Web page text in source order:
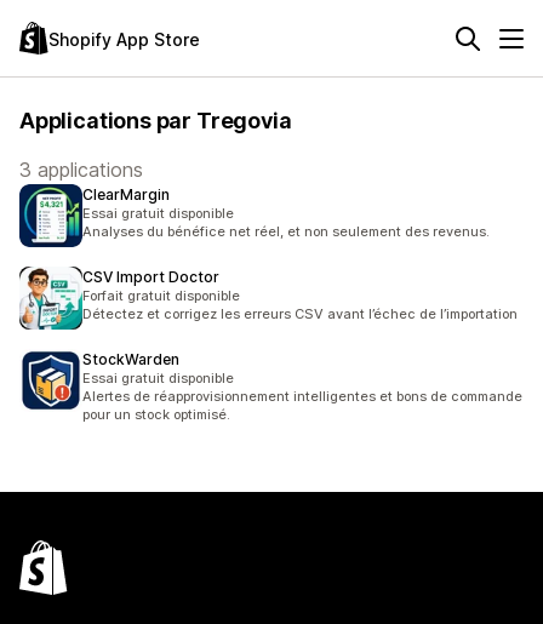
Shopify App Store
Applications par Tregovia
3 applications
ClearMargin
Essai gratuit disponible
Analyses du bénéfice net réel, et non seulement des revenus.
CSV Import Doctor
Forfait gratuit disponible
Détectez et corrigez les erreurs CSV avant l’échec de l’importation
StockWarden
Essai gratuit disponible
Alertes de réapprovisionnement intelligentes et bons de commande
pour un stock optimisé.